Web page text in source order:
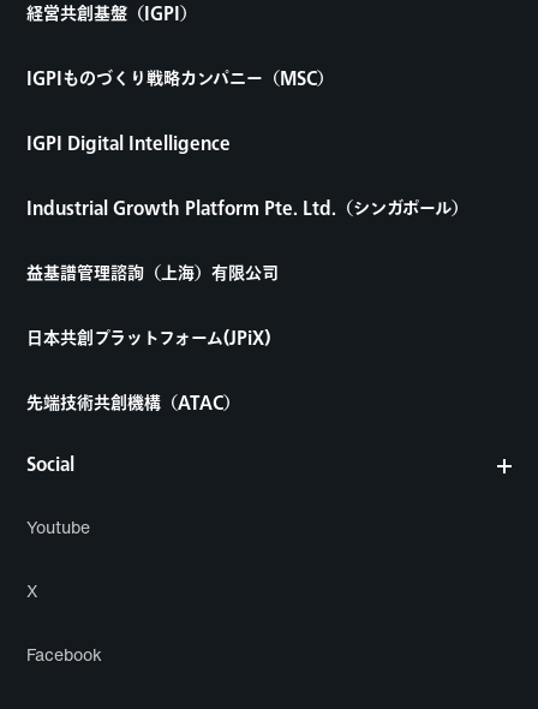
Social
Youtube
X
Facebook
経営共創基盤（IGPI）
IGPIものづくり戦略カンパニー（MSC）
IGPI Digital Intelligence
Industrial Growth Platform Pte. Ltd.（シンガポール）
益基譜管理諮詢（上海）有限公司
日本共創プラットフォーム(JPiX)
先端技術共創機構（ATAC）